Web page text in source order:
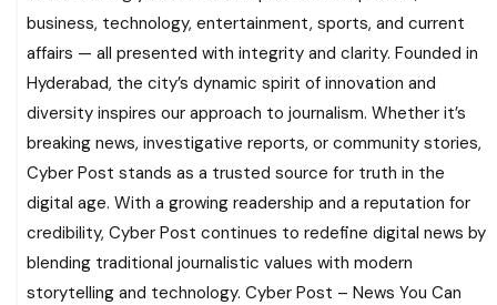
business, technology, entertainment, sports, and current
affairs — all presented with integrity and clarity. Founded in
Hyderabad, the city’s dynamic spirit of innovation and
diversity inspires our approach to journalism. Whether it’s
breaking news, investigative reports, or community stories,
Cyber Post stands as a trusted source for truth in the
digital age. With a growing readership and a reputation for
credibility, Cyber Post continues to redefine digital news by
blending traditional journalistic values with modern
storytelling and technology. Cyber Post – News You Can